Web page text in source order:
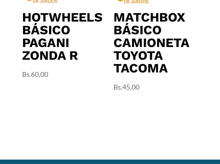
HOTWHEELS
BÁSICO
PAGANI
ZONDA R
Bs.60,00
MATCHBOX
BÁSICO
CAMIONETA
TOYOTA
TACOMA
Bs.45,00